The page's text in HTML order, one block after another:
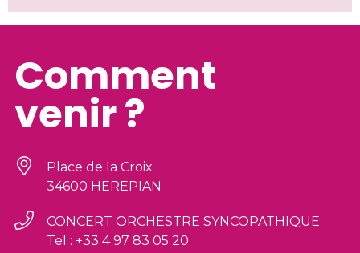
Comment
venir ?
Place de la Croix
34600 HEREPIAN
CONCERT ORCHESTRE SYNCOPATHIQUE
Tel : +33 4 97 83 05 20